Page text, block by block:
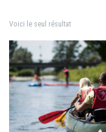
Voici le seul résultat